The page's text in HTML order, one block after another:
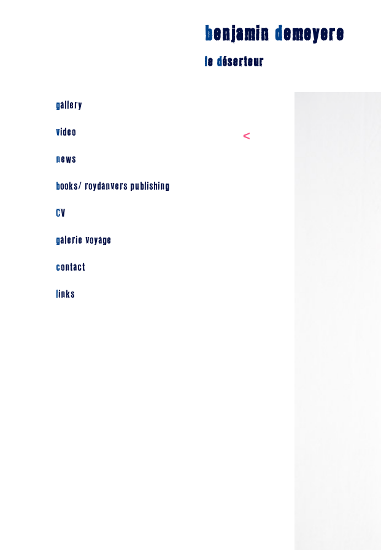
benjamin demeyere
le déserteur
gallery
video
news
books/ roydanvers publishing
CV
galerie voyage
contact
links
<